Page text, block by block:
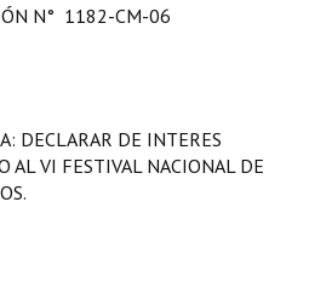
N° 1182-CM-06
DECLARAR DE INTERES
AL VI FESTIVAL NACIONAL DE